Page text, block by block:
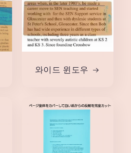
와이드 윈도우